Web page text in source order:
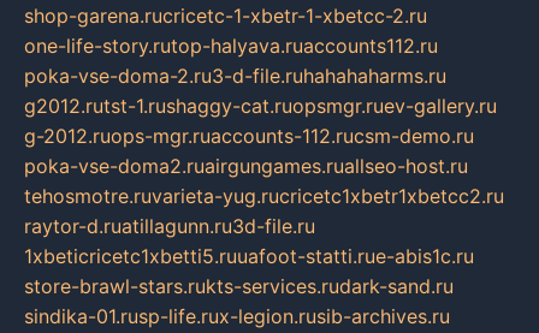
shop-garena.rucricetc-1-xbetr-1-xbetcc-2.ru
one-life-story.rutop-halyava.ruaccounts112.ru
poka-vse-doma-2.ru3-d-file.ruhahahaharms.ru
g2012.rutst-1.rushaggy-cat.ruopsmgr.ruev-gallery.ru
g-2012.ruops-mgr.ruaccounts-112.rucsm-demo.ru
poka-vse-doma2.ruairgungames.ruallseo-host.ru
tehosmotre.ruvarieta-yug.rucricetc1xbetr1xbetcc2.ru
raytor-d.ruatillagunn.ru3d-file.ru
1xbeticricetc1xbetti5.ruuafoot-statti.rue-abis1c.ru
store-brawl-stars.rukts-services.rudark-sand.ru
sindika-01.rusp-life.rux-legion.rusib-archives.ru